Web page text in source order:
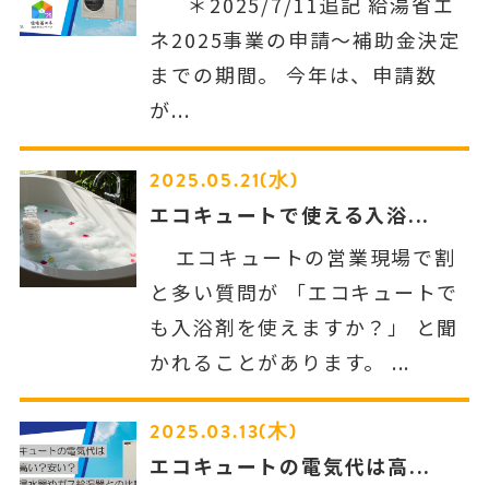
ネ2025事業の申請～補助金決定
までの期間。 今年は、申請数
が...
2025.05.21(水)
エコキュートで使える入浴...
エコキュートの営業現場で割
と多い質問が 「エコキュートで
も入浴剤を使えますか？」 と聞
かれることがあります。 ...
2025.03.13(木)
エコキュートの電気代は高...